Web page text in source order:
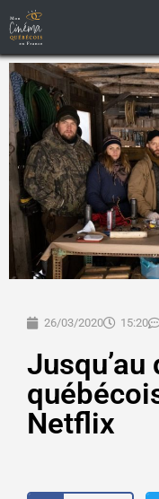
26/03/2020 15:20
Netflix